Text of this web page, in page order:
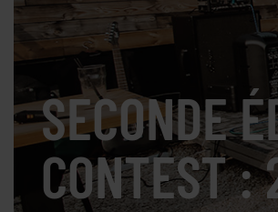
SECONDE
CONTEST